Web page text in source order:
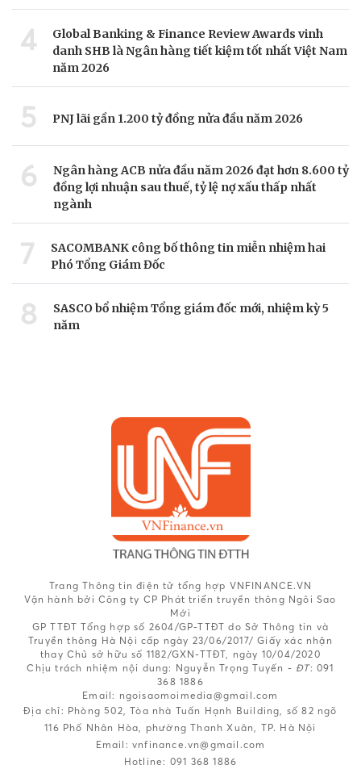
4
Global Banking & Finance Review Awards vinh
danh SHB là Ngân hàng tiết kiệm tốt nhất Việt Nam
năm 2026
5 PNJ lãi gần 1.200 tỷ đồng nửa đầu năm 2026
6
Ngân hàng ACB nửa đầu năm 2026 đạt hơn 8.600 tỷ
đồng lợi nhuận sau thuế, tỷ lệ nợ xấu thấp nhất
ngành
7
SACOMBANK công bố thông tin miễn nhiệm hai
Phó Tổng Giám Đốc
8
SASCO bổ nhiệm Tổng giám đốc mới, nhiệm kỳ 5
năm
Trang Thông tin điện tử tổng hợp VNFINANCE.VN
Vận hành bởi Công ty CP Phát triển truyền thông Ngôi Sao
Mới
GP TTĐT Tổng hợp số 2604/GP-TTĐT do Sở Thông tin và
Truyền thông Hà Nội cấp ngày 23/06/2017/ Giấy xác nhận
thay Chủ sở hữu số 1182/GXN-TTĐT, ngày 10/04/2020
Chịu trách nhiệm nội dung: Nguyễn Trọng Tuyến - ĐT: 091
368 1886
Email: ngoisaomoimedia@gmail.com
Địa chỉ: Phòng 502, Tòa nhà Tuấn Hạnh Building, số 82 ngõ
116 Phố Nhân Hòa, phường Thanh Xuân, TP. Hà Nội
Email: vnfinance.vn@gmail.com
Hotline: 091 368 1886